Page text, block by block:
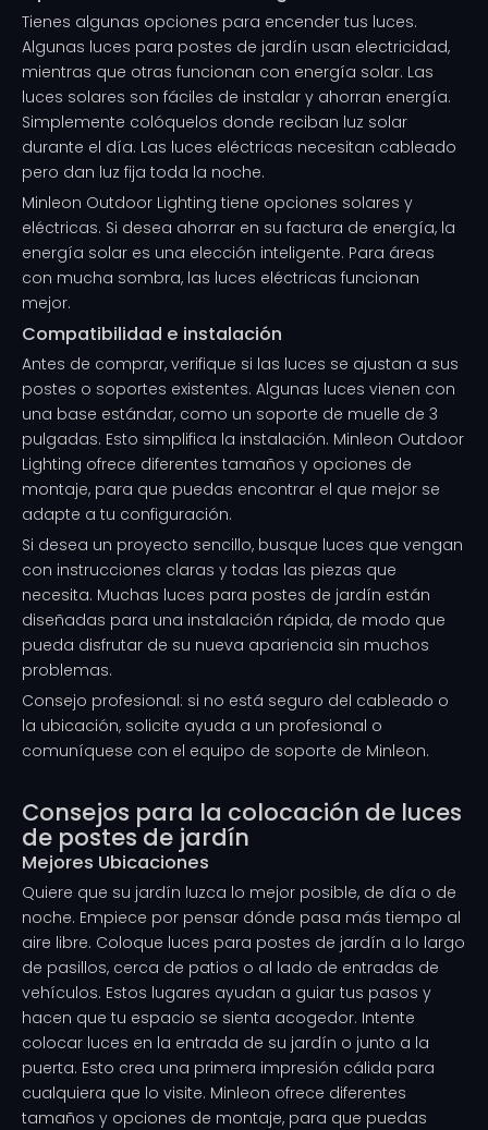
Tienes algunas opciones para encender tus luces.
Algunas luces para postes de jardín usan electricidad,
mientras que otras funcionan con energía solar. Las
luces solares son fáciles de instalar y ahorran energía.
Simplemente colóquelos donde reciban luz solar
durante el día. Las luces eléctricas necesitan cableado
pero dan luz fija toda la noche.
Minleon Outdoor Lighting tiene opciones solares y
eléctricas. Si desea ahorrar en su factura de energía, la
energía solar es una elección inteligente. Para áreas
con mucha sombra, las luces eléctricas funcionan
mejor.
Compatibilidad e instalación
Antes de comprar, verifique si las luces se ajustan a sus
postes o soportes existentes. Algunas luces vienen con
una base estándar, como un soporte de muelle de 3
pulgadas. Esto simplifica la instalación. Minleon Outdoor
Lighting ofrece diferentes tamaños y opciones de
montaje, para que puedas encontrar el que mejor se
adapte a tu configuración.
Si desea un proyecto sencillo, busque luces que vengan
con instrucciones claras y todas las piezas que
necesita. Muchas luces para postes de jardín están
diseñadas para una instalación rápida, de modo que
pueda disfrutar de su nueva apariencia sin muchos
problemas.
Consejo profesional: si no está seguro del cableado o
la ubicación, solicite ayuda a un profesional o
comuníquese con el equipo de soporte de Minleon.
Consejos para la colocación de luces
de postes de jardín
Mejores Ubicaciones
Quiere que su jardín luzca lo mejor posible, de día o de
noche. Empiece por pensar dónde pasa más tiempo al
aire libre. Coloque luces para postes de jardín a lo largo
de pasillos, cerca de patios o al lado de entradas de
vehículos. Estos lugares ayudan a guiar tus pasos y
hacen que tu espacio se sienta acogedor. Intente
colocar luces en la entrada de su jardín o junto a la
puerta. Esto crea una primera impresión cálida para
cualquiera que lo visite. Minleon ofrece diferentes
tamaños y opciones de montaje, para que puedas